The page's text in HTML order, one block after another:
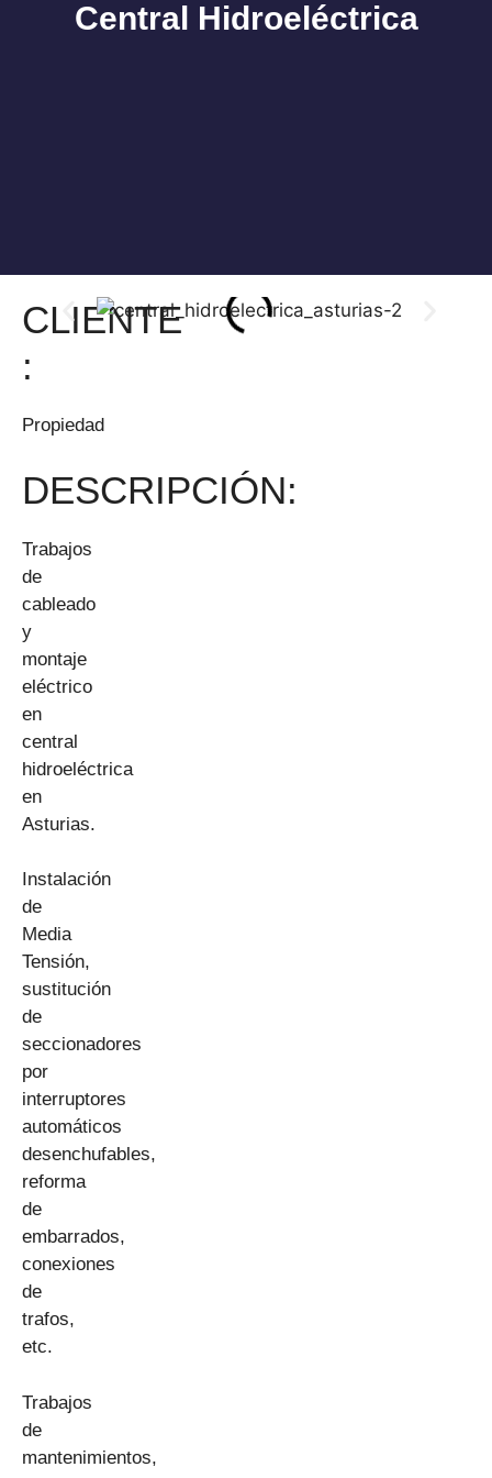
Central Hidroeléctrica
CLIENTE
:
Propiedad
DESCRIPCIÓN:
Trabajos
de
cableado
y
montaje
eléctrico
en
central
hidroeléctrica
en
Asturias.
Instalación
de
Media
Tensión,
sustitución
de
seccionadores
por
interruptores
automáticos
desenchufables,
reforma
de
embarrados,
conexiones
de
trafos,
etc.
Trabajos
de
mantenimientos,